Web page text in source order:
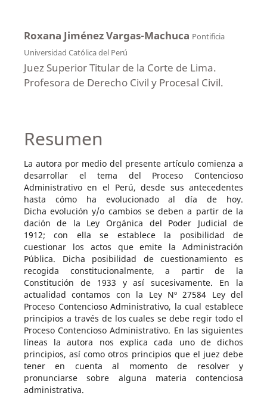
Roxana Jiménez Vargas-Machuca Pontificia
Universidad Católica del Perú
Juez Superior Titular de la Corte de Lima.
Profesora de Derecho Civil y Procesal Civil.
Resumen
La autora por medio del presente artículo comienza a
desarrollar el tema del Proceso Contencioso
Administrativo en el Perú, desde sus antecedentes
hasta cómo ha evolucionado al día de hoy.
Dicha evolución y/o cambios se deben a partir de la
dación de la Ley Orgánica del Poder Judicial de
1912; con ella se establece la posibilidad de
cuestionar los actos que emite la Administración
Pública. Dicha posibilidad de cuestionamiento es
recogida constitucionalmente, a partir de la
Constitución de 1933 y así sucesivamente. En la
actualidad contamos con la Ley Nº 27584 Ley del
Proceso Contencioso Administrativo, la cual establece
principios a través de los cuales se debe regir todo el
Proceso Contencioso Administrativo. En las siguientes
líneas la autora nos explica cada uno de dichos
principios, así como otros principios que el juez debe
tener en cuenta al momento de resolver y
pronunciarse sobre alguna materia contenciosa
administrativa.